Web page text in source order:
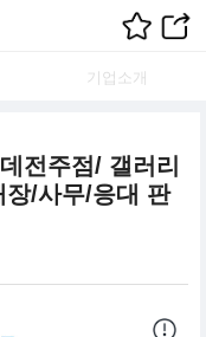
기업소개
전주점/ 갤러리
/사무/응대 판